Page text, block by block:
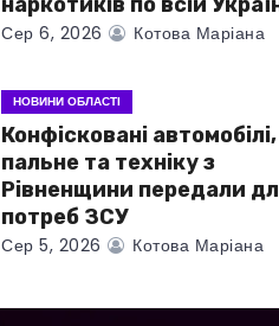
Сер 6, 2026 Котова Маріана
НОВИНИ ОБЛАСТІ
Конфісковані автомобілі,
пальне та техніку з
Рівненщини передали
потреб ЗСУ
Сер 5, 2026 Котова Маріана